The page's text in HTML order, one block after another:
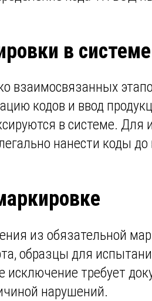
в
кодов и ввод
в системе.
нанести коды
из обязательной
образцы для
требует
нарушений.